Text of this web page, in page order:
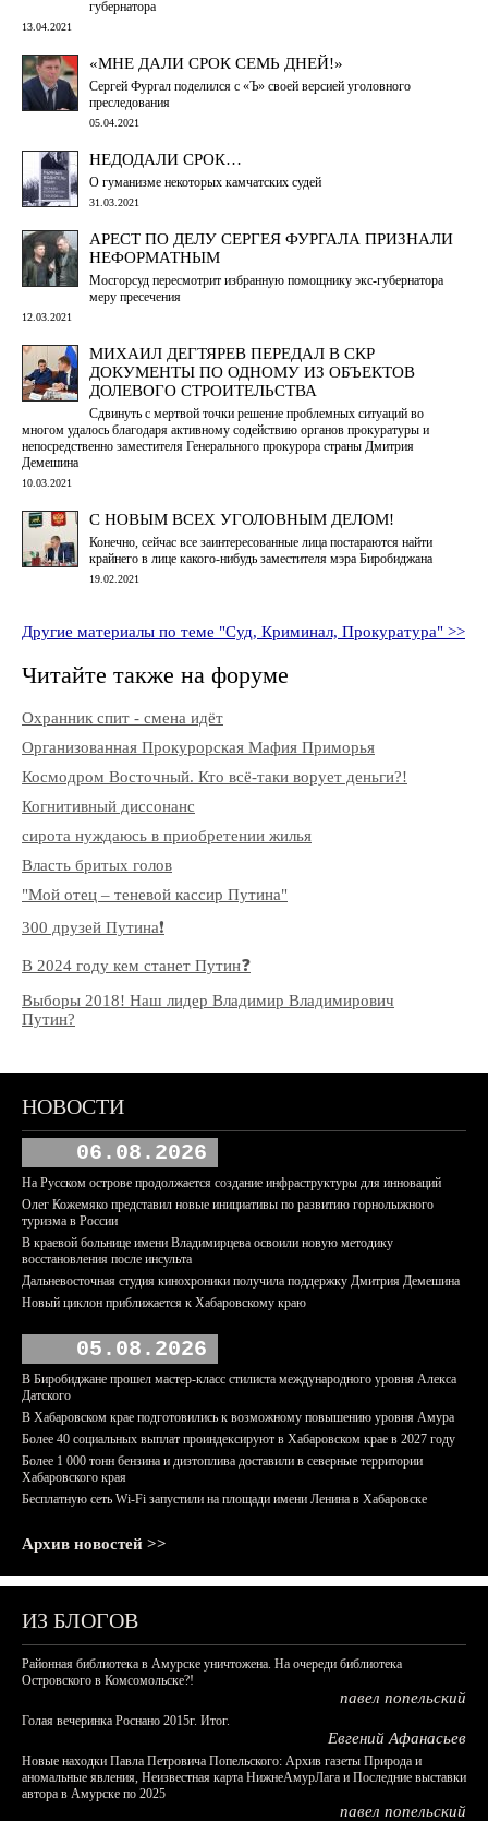
губернатора
13.04.2021
«МНЕ ДАЛИ СРОК СЕМЬ ДНЕЙ!»
Сергей Фургал поделился с «Ъ» своей версией уголовного
преследования
05.04.2021
НЕДОДАЛИ СРОК…
О гуманизме некоторых камчатских судей
31.03.2021
АРЕСТ ПО ДЕЛУ СЕРГЕЯ ФУРГАЛА ПРИЗНАЛИ
НЕФОРМАТНЫМ
Мосгорсуд пересмотрит избранную помощнику экс-губернатора
меру пресечения
12.03.2021
МИХАИЛ ДЕГТЯРЕВ ПЕРЕДАЛ В СКР
ДОКУМЕНТЫ ПО ОДНОМУ ИЗ ОБЪЕКТОВ
ДОЛЕВОГО СТРОИТЕЛЬСТВА
Сдвинуть с мертвой точки решение проблемных ситуаций во
многом удалось благодаря активному содействию органов прокуратуры и
непосредственно заместителя Генерального прокурора страны Дмитрия
Демешина
10.03.2021
С НОВЫМ ВСЕХ УГОЛОВНЫМ ДЕЛОМ!
Конечно, сейчас все заинтересованные лица постараются найти
крайнего в лице какого-нибудь заместителя мэра Биробиджана
19.02.2021
Другие материалы по теме "Суд, Криминал, Прокуратура" >>
Читайте также на форуме
Охранник спит - смена идёт
Организованная Прокурорская Мафия Приморья
Космодром Восточный. Кто всё-таки ворует деньги?!
Когнитивный диссонанс
сирота нуждаюсь в приобретении жилья
Власть бритых голов
"Мой отец – теневой кассир Путина"
300 друзей Путина❗️
В 2024 году кем станет Путин❓
Выборы 2018! Наш лидер Владимир Владимирович
Путин?
НОВОСТИ
06.08.2026
На Русском острове продолжается создание инфраструктуры для инноваций
Олег Кожемяко представил новые инициативы по развитию горнолыжного
туризма в России
В краевой больнице имени Владимирцева освоили новую методику
восстановления после инсульта
Дальневосточная студия кинохроники получила поддержку Дмитрия Демешина
Новый циклон приближается к Хабаровскому краю
05.08.2026
В Биробиджане прошел мастер-класс стилиста международного уровня Алекса
Датского
В Хабаровском крае подготовились к возможному повышению уровня Амура
Более 40 социальных выплат проиндексируют в Хабаровском крае в 2027 году
Более 1 000 тонн бензина и дизтоплива доставили в северные территории
Хабаровского края
Бесплатную сеть Wi-Fi запустили на площади имени Ленина в Хабаровске
Архив новостей >>
ИЗ БЛОГОВ
Районная библиотека в Амурске уничтожена. На очереди библиотека
Островского в Комсомольске?!
павел попельский
Голая вечеринка Роснано 2015г. Итог.
Евгений Афанасьев
Новые находки Павла Петровича Попельского: Архив газеты Природа и
аномальные явления, Неизвестная карта НижнеАмурЛага и Последние выставки
автора в Амурске по 2025
павел попельский